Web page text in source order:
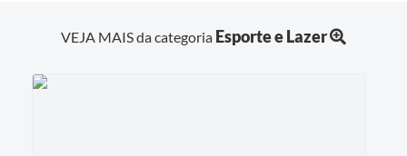
VEJA MAIS da categoria Esporte e Lazer